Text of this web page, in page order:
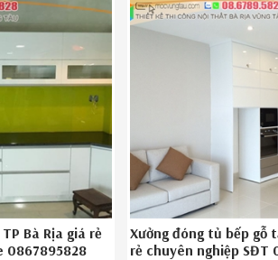
Bà Rịa giá rẻ
0867895828
Xưởng đóng tủ bếp gỗ
rẻ chuyên nghiệp SĐT